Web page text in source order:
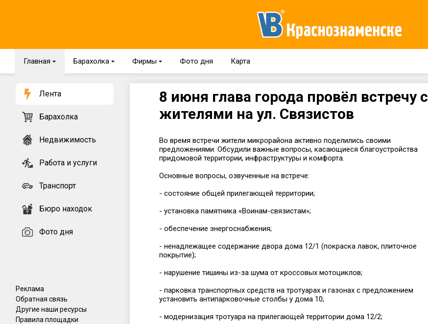
Главная { Барахолка { Фирмы { Фото дня Карта
Лента
Барахолка
Недвижимость
Работа и услуги
Транспорт
Бюро находок
Фото дня
Реклама
Обратная связь
Другие наши ресурсы
Правила площадки
8 июня глава города провёл встречу с
жителями на ул. Связистов
Во время встречи жители микрорайона активно поделились своими
предложениями. Обсудили важные вопросы, касающиеся благоустройства
придомовой территории, инфраструктуры и комфорта.
Основные вопросы, озвученные на встрече:
- состояние общей прилегающей территории;
- установка памятника «Воинам-связистам»;
- обеспечение энергоснабжения;
- ненадлежащее содержание двора дома 12/1 (покраска лавок, плиточное
покрытие);
- нарушение тишины из-за шума от кроссовых мотоциклов;
- парковка транспортных средств на тротуарах и газонах с предложением
установить антипарковочные столбы у дома 10;
- модернизация тротуара на прилегающей территории дома 12/2;